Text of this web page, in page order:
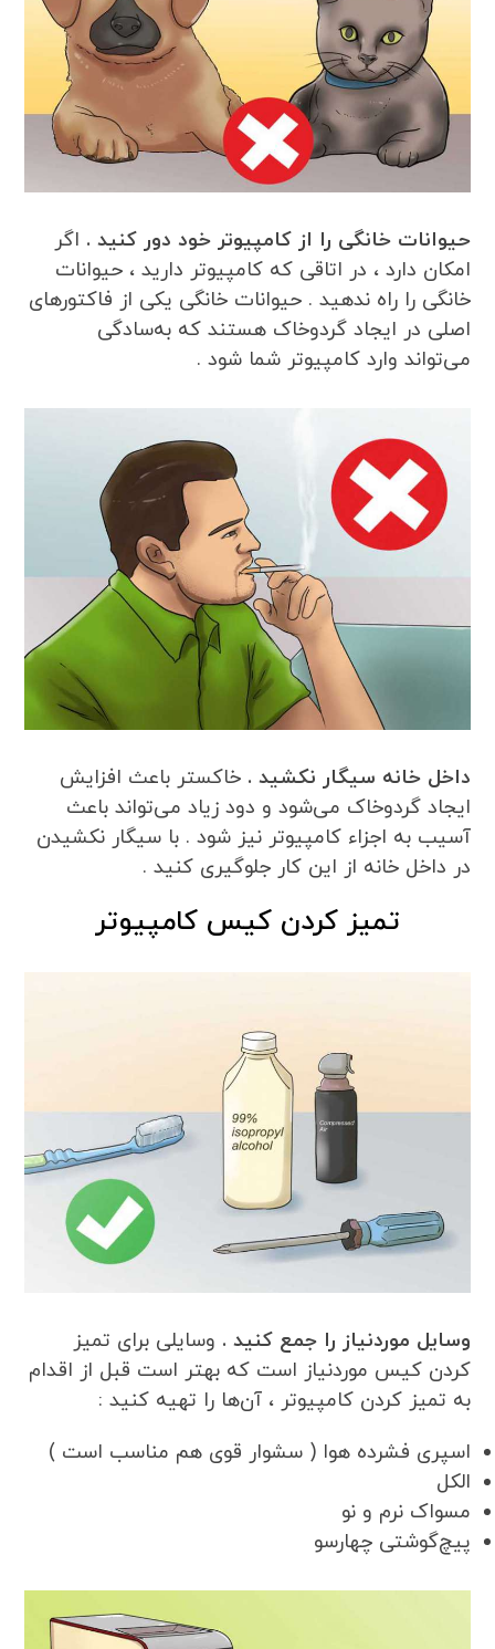
حیوانات خانگی را از کامپیوتر خود دور کنید . اگر
امکان دارد ، در اتاقی که کامپیوتر دارید ، حیوانات
خانگی را راه ندهید . حیوانات خانگی یکی از فاکتورهای
اصلی در ایجاد گردوخاک هستند که به‌سادگی
می‌تواند وارد کامپیوتر شما شود .
داخل خانه سیگار نکشید . خاکستر باعث افزایش
ایجاد گردوخاک می‌شود و دود زیاد می‌تواند باعث
آسیب به اجزاء کامپیوتر نیز شود . با سیگار نکشیدن
در داخل خانه از این کار جلوگیری کنید .
تمیز کردن کیس کامپیوتر
وسایل موردنیاز را جمع کنید . وسایلی برای تمیز
کردن کیس موردنیاز است که بهتر است قبل از اقدام
به تمیز کردن کامپیوتر ، آن‌ها را تهیه کنید :
اسپری فشرده هوا ( سشوار قوی هم مناسب است )
الکل
مسواک نرم و نو
پیچ‌گوشتی چهارسو